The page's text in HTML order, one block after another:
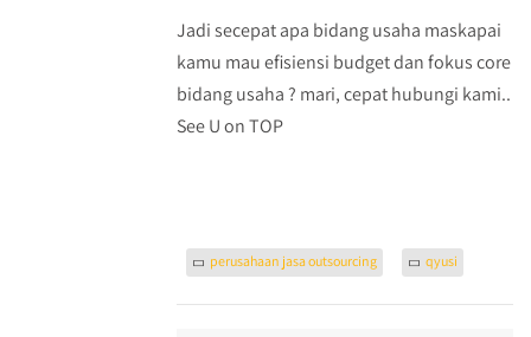
Jadi secepat apa bidang usaha maskapai
kamu mau efisiensi budget dan fokus core
bidang usaha ? mari, cepat hubungi kami..
See U on TOP
perusahaan jasa outsourcing qyusi